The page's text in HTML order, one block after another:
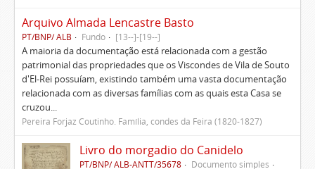
Arquivo Almada Lencastre Basto
PT/BNP/ ALB Fundo [13--]-[19--]
A maioria da documentação está relacionada com a gestão
patrimonial das propriedades que os Viscondes de Vila de Souto
d'El-Rei possuíam, existindo também uma vasta documentação
relacionada com as diversas famílias com as quais esta Casa se
cruzou...
Pereira Forjaz Coutinho. Família, condes da Feira (1820-1827)
Livro do morgadio do Canidelo
PT/BNP/ ALB-ANTT/35678
Documento simples